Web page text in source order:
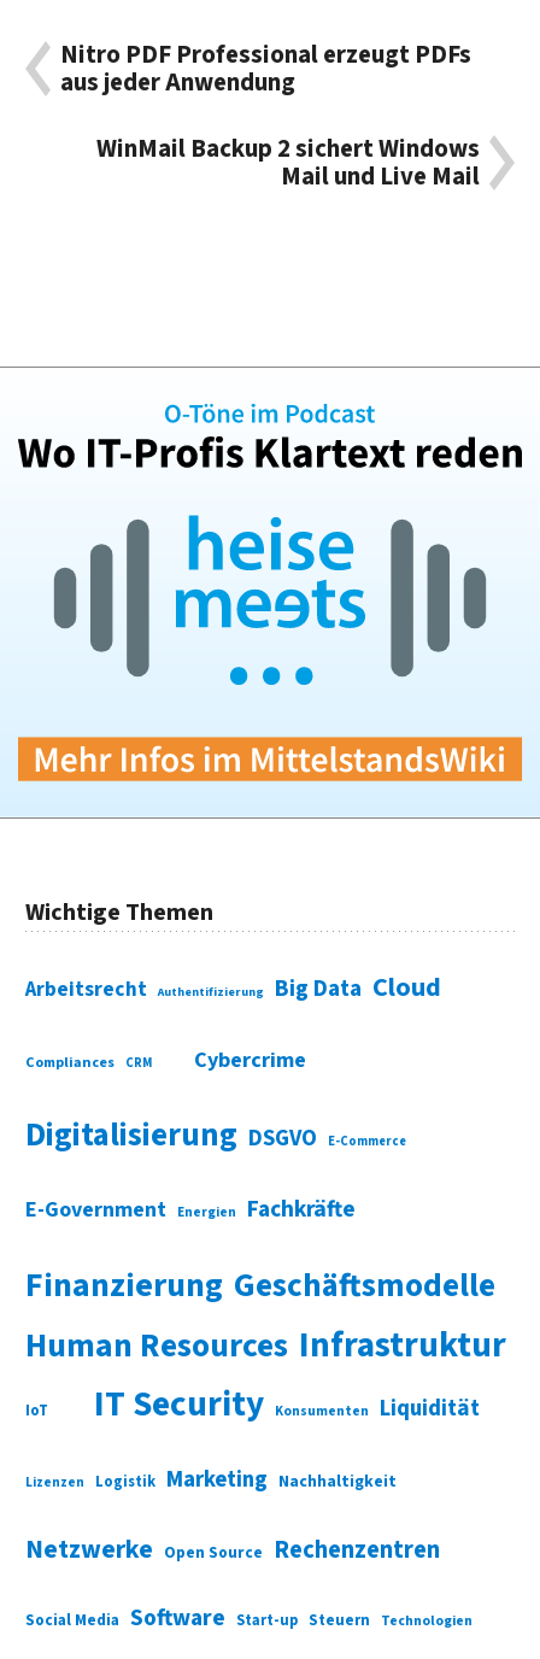
Nitro PDF Professional erzeugt PDFs
aus jeder Anwendung
WinMail Backup 2 sichert Windows
Mail und Live Mail
Wichtige Themen
Arbeitsrecht Authentifizierung Big Data Cloud
Compliances CRM Cybercrime
Digitalisierung DSGVO E-Commerce
E-Government Energien Fachkräfte
Finanzierung Geschäftsmodelle
Human Resources Infrastruktur
IoT IT Security Konsumenten Liquidität
Lizenzen Logistik Marketing Nachhaltigkeit
Netzwerke Open Source Rechenzentren
Social Media Software Start-up Steuern Technologien